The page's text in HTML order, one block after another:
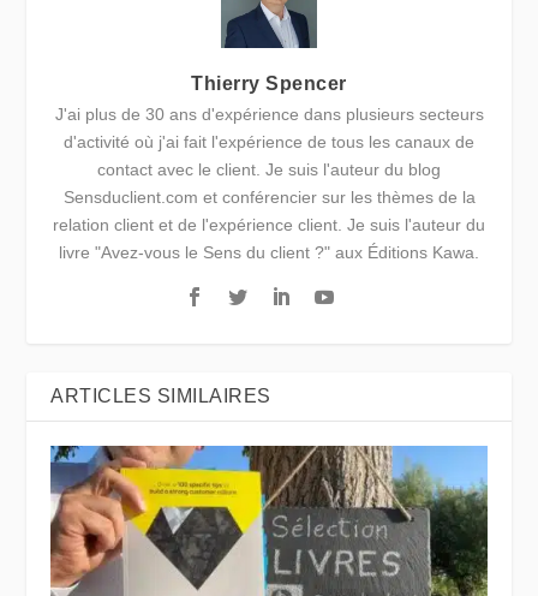
Thierry Spencer
J'ai plus de 30 ans d'expérience dans plusieurs secteurs
d'activité où j'ai fait l'expérience de tous les canaux de
contact avec le client. Je suis l'auteur du blog
Sensduclient.com et conférencier sur les thèmes de la
relation client et de l'expérience client. Je suis l'auteur du
livre "Avez-vous le Sens du client ?" aux Éditions Kawa.
ARTICLES SIMILAIRES